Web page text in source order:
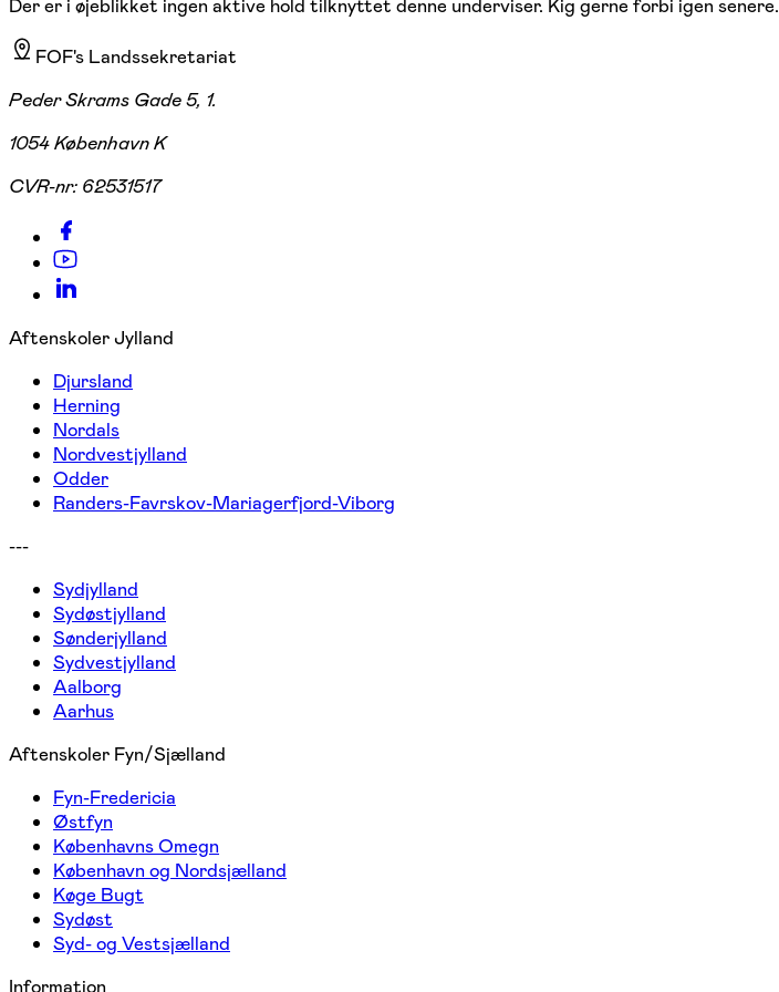
Der er i øjeblikket ingen aktive hold tilknyttet denne underviser. Kig gerne forbi igen senere.
FOF's Landssekretariat
Peder Skrams Gade 5, 1.
1054 København K
CVR-nr: 62531517
Aftenskoler Jylland
Djursland
Herning
Nordals
Nordvestjylland
Odder
Randers-Favrskov-Mariagerfjord-Viborg
---
Sydjylland
Sydøstjylland
Sønderjylland
Sydvestjylland
Aalborg
Aarhus
Aftenskoler Fyn/Sjælland
Fyn-Fredericia
Østfyn
Københavns Omegn
København og Nordsjælland
Køge Bugt
Sydøst
Syd- og Vestsjælland
Information